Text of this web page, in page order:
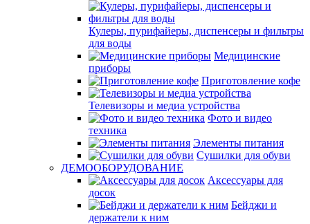
Кулеры, пурифайеры, диспенсеры и фильтры
для воды
Медицинские
приборы
Приготовление кофе
Телевизоры и медиа устройства
Фото и видео
техника
Элементы питания
Сушилки для обуви
ДЕМООБОРУДОВАНИЕ
Аксессуары для
досок
Бейджи и
держатели к ним